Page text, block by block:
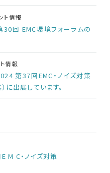
験システム
ンセンター
正
ト情報
30回 EMC環境フォーラムの
情報
第37回EMC・ノイズ対策
に出展しています。
M C・ノイズ対策